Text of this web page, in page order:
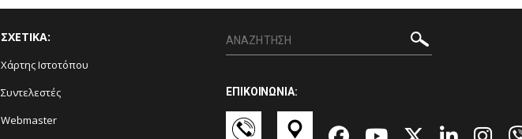
ΣΧΕΤΙΚΑ:
Χάρτης Ιστοτόπου
Συντελεστές
Webmaster
ΕΠΙΚΟΙΝΩΝΙΑ: